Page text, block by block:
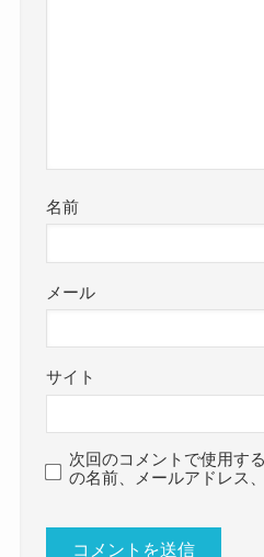
名前
メール
サイト
次回のコメントで使用す
の名前、メールアドレス